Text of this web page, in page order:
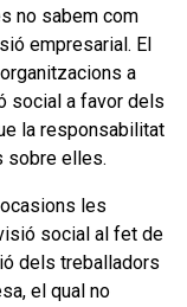
no sabem com
empresarial. El
a
social a favor dels
la responsabilitat
sobre elles.
les
social al fet de
dels treballadors
el qual no